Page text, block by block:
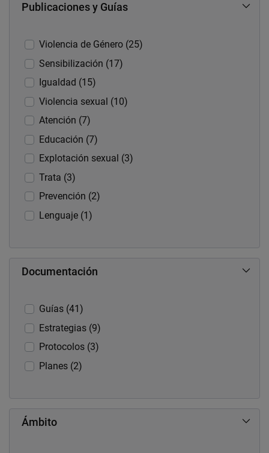
Publicaciones y Guías
Violencia de Género (25)
Sensibilización (17)
Igualdad (15)
Violencia sexual (10)
Atención (7)
Educación (7)
Explotación sexual (3)
Trata (3)
Prevención (2)
Lenguaje (1)
Documentación
Guías (41)
Estrategias (9)
Protocolos (3)
Planes (2)
Ámbito